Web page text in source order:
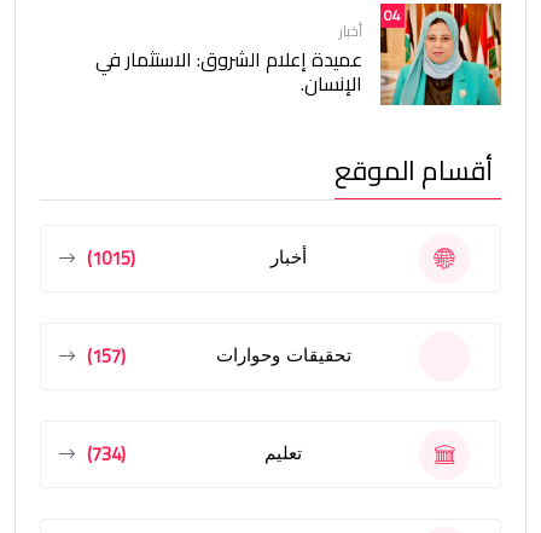
04
أخبار
عميدة إعلام الشروق: الاستثمار في
الإنسان.
أقسام الموقع
أخبار (1015)
تحقيقات وحوارات (157)
تعليم (734)